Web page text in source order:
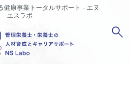
健康事業トータルサポート - エヌ
エスラボ